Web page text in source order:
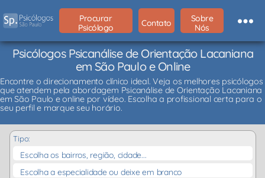
Procurar
Psicólogo
Contato
Sobre
Nós
Psicólogos Psicanálise de Orientação Lacaniana
em São Paulo e Online
Encontre o direcionamento clínico ideal. Veja os melhores psicólogos
que atendem pela abordagem Psicanálise de Orientação Lacaniana
em São Paulo e online por vídeo. Escolha a profissional certa para o
seu perfil e marque seu horário.
Tipo:
Escolha os bairros, região, cidade...
Escolha a especialidade ou deixe em branco